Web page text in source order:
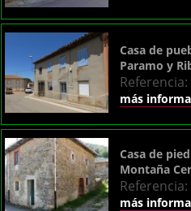
Casa de
Paramo y
Referencia:
más
Casa de
Montaña
Referencia:
más